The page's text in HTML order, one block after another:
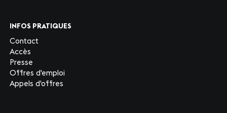
INFOS PRATIQUES
Contact
Accès
Presse
Offres d'emploi
Appels d'offres